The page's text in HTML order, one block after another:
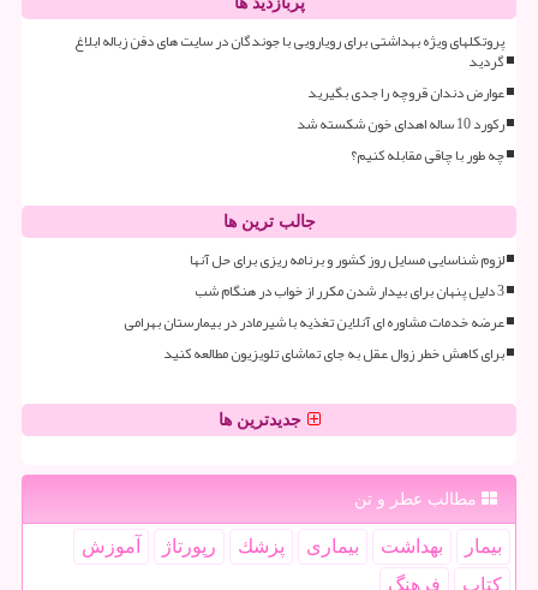
پروتکلهای ویژه بهداشتی برای رویارویی با جوندگان در سایت های دفن زباله ابلاغ
گردید
عوارض دندان قروچه را جدی بگیرید
رکورد 10 ساله اهدای خون شکسته شد
چه طور با چاقی مقابله کنیم؟
جالب ترین ها
لزوم شناسایی مسایل روز کشور و برنامه ریزی برای حل آنها
3 دلیل پنهان برای بیدار شدن مکرر از خواب در هنگام شب
عرضه خدمات مشاوره ای آنلاین تغذیه با شیرمادر در بیمارستان بهرامی
برای کاهش خطر زوال عقل به جای تماشای تلویزیون مطالعه کنید
جدیدترین ها
مطالب عطر و تن
بیمار بهداشت بیماری پزشك رپورتاژ
آموزش
كتاب
فرهنگ